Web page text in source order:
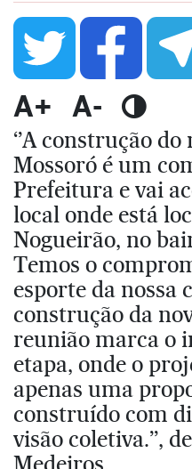
A+ A-
‘’A construção
Mossoró é um
Prefeitura e vai
local onde está
Nogueirão, no
Temos o
esporte da nossa
construção da
reunião marca o
etapa, onde o
apenas uma
construído com
visão coletiva.’’,
Medeiros.